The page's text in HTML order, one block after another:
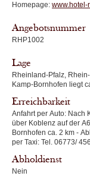
Homepage: www.hotel-
Angebotsnummer
RHP1002
Lage
Rheinland-Pfalz,
Kamp-Bornhofen liegt
Erreichbarkeit
Anfahrt per Auto: Nach Kamp-Bornhofen kommen Sie auf der B42 (z.B.
über Koblenz auf der A61). Anfahrt per Bus und Bahn:
Bornhofen ca. 2 km - Abholen
per Taxi: Tel. 06773/
Abholdienst
Nein